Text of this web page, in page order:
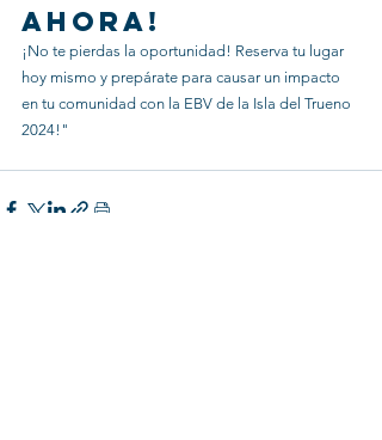
ahora!
¡No te pierdas la oportunidad! Reserva tu lugar
hoy mismo y prepárate para causar un impacto
en tu comunidad con la EBV de la Isla del Trueno
2024!"